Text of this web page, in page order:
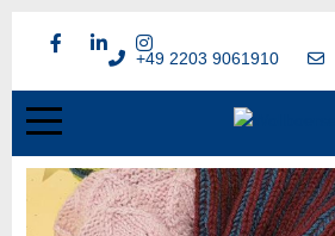
+49 2203 9061910